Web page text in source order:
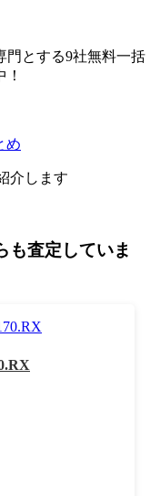
門とする9社無料一括
め
介します
も査定していま